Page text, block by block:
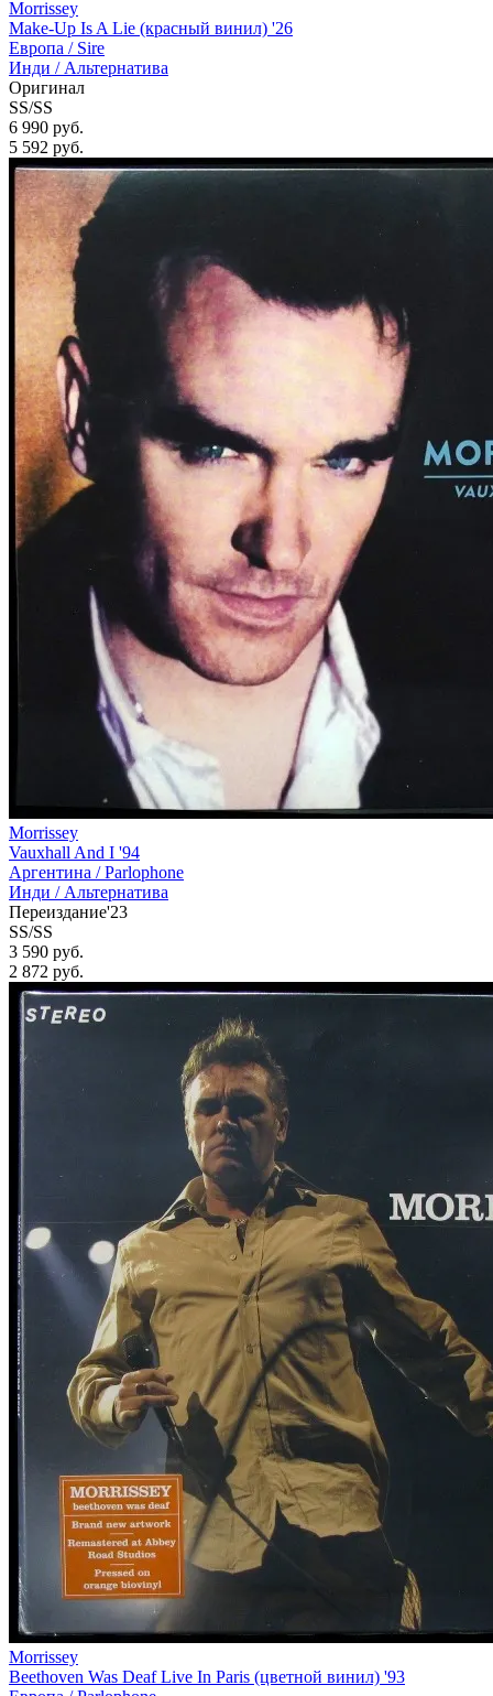
Morrissey
Make-Up Is A Lie (красный винил) '26
Европа / Sire
Инди / Альтернатива
Оригинал
SS/SS
6 990 руб.
5 592 руб.
Morrissey
Vauxhall And I '94
Аргентина /Parlophone
Инди / Альтернатива
Переиздание'23
SS/SS
3 590 руб.
2 872 руб.
Morrissey
Beethoven Was Deaf Live In Paris (цветной винил) '93